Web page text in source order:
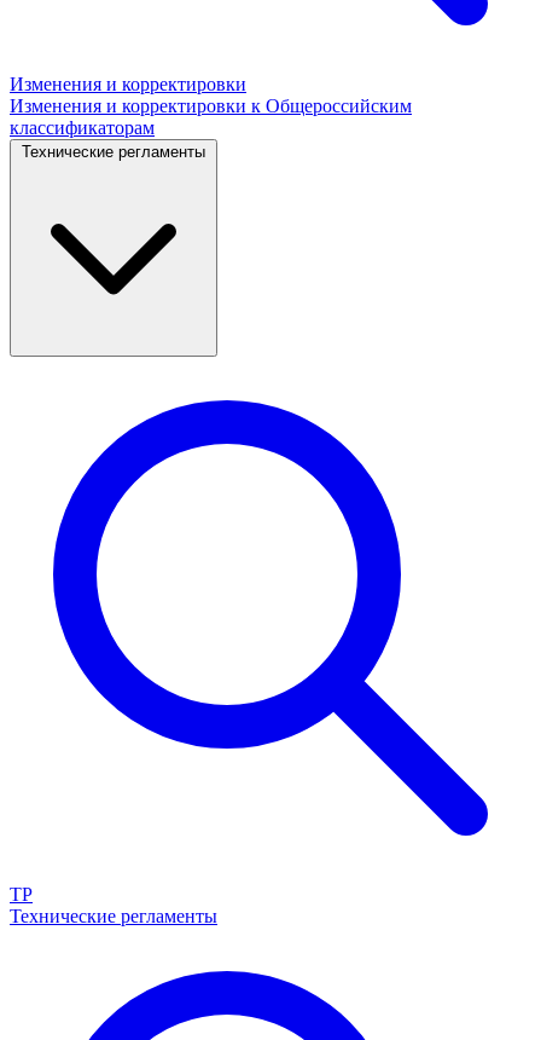
Изменения и корректировки
Изменения и корректировки к Общероссийским
классификаторам
Технические регламенты
ТР
Технические регламенты